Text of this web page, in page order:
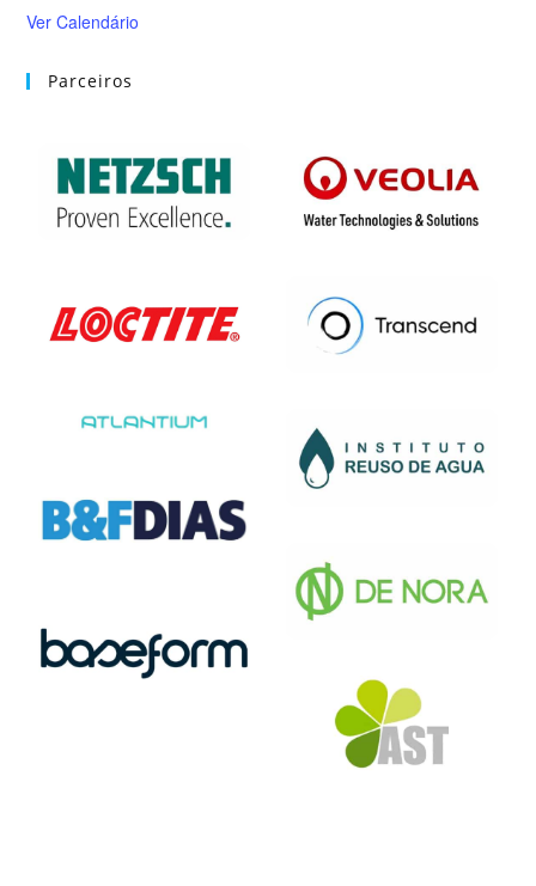
Ver Calendário
Parceiros